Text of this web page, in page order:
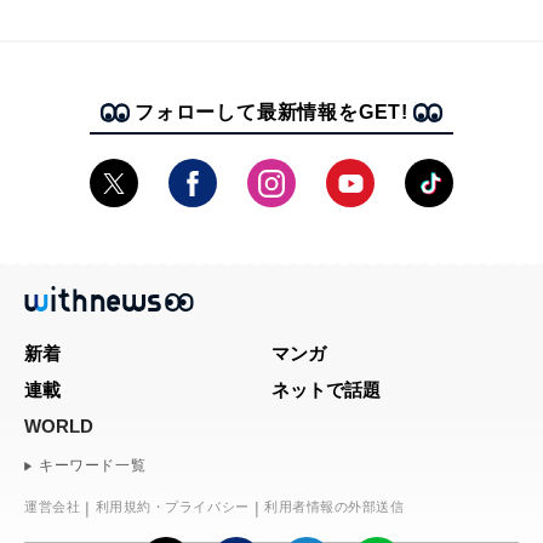
フォローして最新情報をGET!
新着
マンガ
連載
ネットで話題
WORLD
キーワード一覧
運営会社 利用規約・プライバシー 利用者情報の外部送信